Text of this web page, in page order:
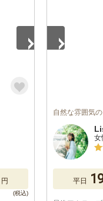
円
自然な雰囲気
女
平日